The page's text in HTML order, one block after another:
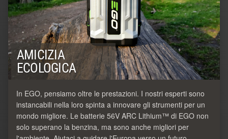
AMICIZIA
ECOLOGICA
In EGO, pensiamo oltre le prestazioni. I nostri esperti sono
instancabili nella loro spinta a innovare gli strumenti per un
mondo migliore. Le batterie 56V ARC Lithium™ di EGO non
solo superano la benzina, ma sono anche migliori per